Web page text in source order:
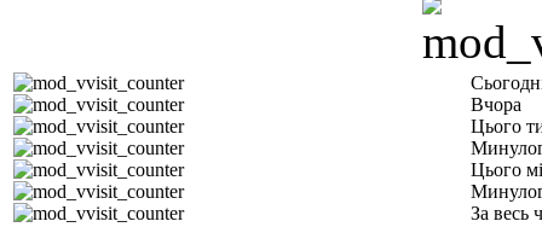
Вчора
Цього
Цього
За весь